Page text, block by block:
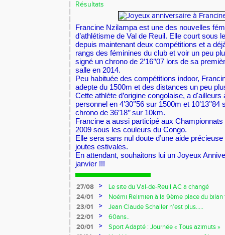
Résultats
Francine Nzilampa est une des nouvelles
d’athlétisme de Val de Reuil. Elle court sous
depuis maintenant deux compétitions et a
rangs des féminines du club et voir un peu
signé un chrono de 2’16’’07 lors de sa
salle en 2014.
Peu habituée des compétitions indoor,
adepte du 1500m et des distances un peu
Cette athlète d’origine congolaise, a
personnel en 4’30’’56 sur 1500m et
chrono de 36’18’’ sur 10km.
Francine a aussi participé aux
2009 sous les couleurs du Congo.
Elle sera sans nul doute d’une aide
joutes estivales.
En attendant, souhaitons lui un Joyeux
janvier !!!
27/08 >
Le site du Val-de-Reuil AC a changé
24/01
>
Noémi Relimien à la 9ème place du
cadette sur 200m !!!
23/01 >
Jean Claude Schaller n’est plus…..
22/01
>
60ans..
20/01
>
Sport Adapté : Journée « Tous azimuts »